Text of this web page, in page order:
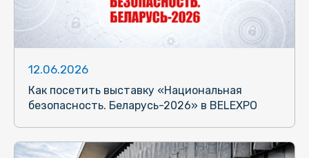
12.06.2026
Как посетить выставку «Национальная
безопасность. Беларусь-2026» в BELEXPO